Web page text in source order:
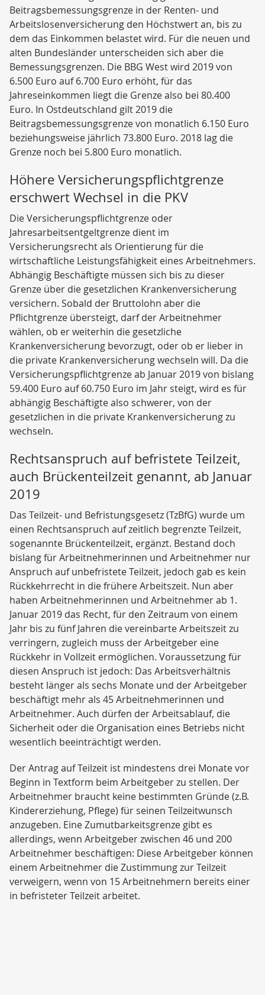
Beitragsbemessungsgrenze in der Renten- und
Arbeitslosenversicherung den Höchstwert an, bis zu
dem das Einkommen belastet wird. Für die neuen und
alten Bundesländer unterscheiden sich aber die
Bemessungsgrenzen. Die BBG West wird 2019 von
6.500 Euro auf 6.700 Euro erhöht, für das
Jahreseinkommen liegt die Grenze also bei 80.400
Euro. In Ostdeutschland gilt 2019 die
Beitragsbemessungsgrenze von monatlich 6.150 Euro
beziehungsweise jährlich 73.800 Euro. 2018 lag die
Grenze noch bei 5.800 Euro monatlich.
Höhere Versicherungspflichtgrenze
erschwert Wechsel in die PKV
Die Versicherungspflichtgrenze oder
Jahresarbeitsentgeltgrenze dient im
Versicherungsrecht als Orientierung für die
wirtschaftliche Leistungsfähigkeit eines Arbeitnehmers.
Abhängig Beschäftigte müssen sich bis zu dieser
Grenze über die gesetzlichen Krankenversicherung
versichern. Sobald der Bruttolohn aber die
Pflichtgrenze übersteigt, darf der Arbeitnehmer
wählen, ob er weiterhin die gesetzliche
Krankenversicherung bevorzugt, oder ob er lieber in
die private Krankenversicherung wechseln will. Da die
Versicherungspflichtgrenze ab Januar 2019 von bislang
59.400 Euro auf 60.750 Euro im Jahr steigt, wird es für
abhängig Beschäftigte also schwerer, von der
gesetzlichen in die private Krankenversicherung zu
wechseln.
Rechtsanspruch auf befristete Teilzeit,
auch Brückenteilzeit genannt, ab Januar
2019
Das Teilzeit- und Befristungsgesetz (TzBfG) wurde um
einen Rechtsanspruch auf zeitlich begrenzte Teilzeit,
sogenannte Brückenteilzeit, ergänzt. Bestand doch
bislang für Arbeitnehmerinnen und Arbeitnehmer nur
Anspruch auf unbefristete Teilzeit, jedoch gab es kein
Rückkehrrecht in die frühere Arbeitszeit. Nun aber
haben Arbeitnehmerinnen und Arbeitnehmer ab 1.
Januar 2019 das Recht, für den Zeitraum von einem
Jahr bis zu fünf Jahren die vereinbarte Arbeitszeit zu
verringern, zugleich muss der Arbeitgeber eine
Rückkehr in Vollzeit ermöglichen. Voraussetzung für
diesen Anspruch ist jedoch: Das Arbeitsverhältnis
besteht länger als sechs Monate und der Arbeitgeber
beschäftigt mehr als 45 Arbeitnehmerinnen und
Arbeitnehmer. Auch dürfen der Arbeitsablauf, die
Sicherheit oder die Organisation eines Betriebs nicht
wesentlich beeinträchtigt werden.
Der Antrag auf Teilzeit ist mindestens drei Monate vor
Beginn in Textform beim Arbeitgeber zu stellen. Der
Arbeitnehmer braucht keine bestimmten Gründe (z.B.
Kindererziehung, Pflege) für seinen Teilzeitwunsch
anzugeben. Eine Zumutbarkeitsgrenze gibt es
allerdings, wenn Arbeitgeber zwischen 46 und 200
Arbeitnehmer beschäftigen: Diese Arbeitgeber können
einem Arbeitnehmer die Zustimmung zur Teilzeit
verweigern, wenn von 15 Arbeitnehmern bereits einer
in befristeter Teilzeit arbeitet.